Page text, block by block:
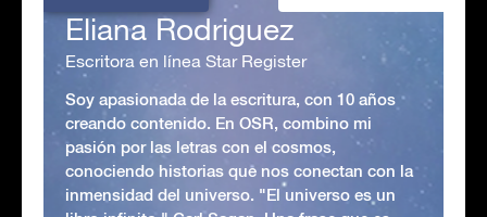
Eliana Rodriguez
Escritora en línea Star Register
Soy apasionada de la escritura, con 10 años
creando contenido. En OSR, combino mi
pasión por las letras con el cosmos,
conociendo historias que nos conectan con la
inmensidad del universo. "El universo es un